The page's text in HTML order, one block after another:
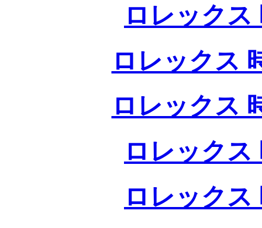
ロレックス
ロレックス
ロレックス
ロレックス
ロレックス